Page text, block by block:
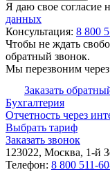
Я даю свое согласие
данных
Консультация: 8 800
Чтобы не ждать
обратный звонок.
Мы перезвоним
Заказать
Бухгалтерия
Отчетность через
Выбрать тариф
Заказать звонок
123022, Москва, 1-й
Телефон: 8 800 511-